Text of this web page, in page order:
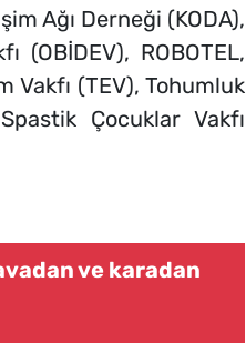
Ağı Derneği (KODA),
(OBİDEV), ROBOTEL,
Vakfı (TEV), Tohumluk
Çocuklar Vakfı
ve karadan